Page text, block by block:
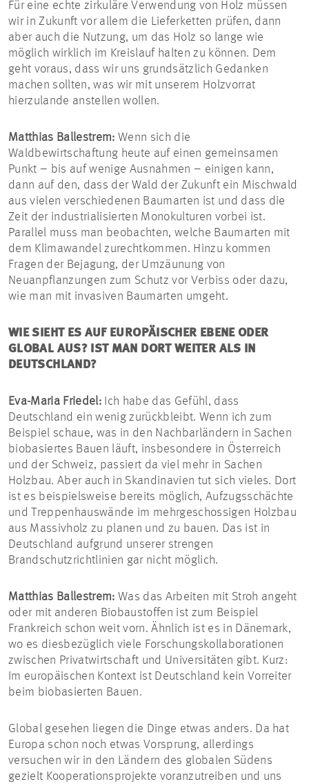
Für eine echte zirkuläre Verwendung von Holz müssen
wir in Zukunft vor allem die Lieferketten prüfen, dann
aber auch die Nutzung, um das Holz so lange wie
möglich wirklich im Kreislauf halten zu können. Dem
geht voraus, dass wir uns grundsätzlich Gedanken
machen sollten, was wir mit unserem Holzvorrat
hierzulande anstellen wollen.
Matthias Ballestrem: Wenn sich die
Waldbewirtschaftung heute auf einen gemeinsamen
Punkt – bis auf wenige Ausnahmen – einigen kann,
dann auf den, dass der Wald der Zukunft ein Mischwald
aus vielen verschiedenen Baumarten ist und dass die
Zeit der industrialisierten Monokulturen vorbei ist.
Parallel muss man beobachten, welche Baumarten mit
dem Klimawandel zurechtkommen. Hinzu kommen
Fragen der Bejagung, der Umzäunung von
Neuanpflanzungen zum Schutz vor Verbiss oder dazu,
wie man mit invasiven Baumarten umgeht.
WIE SIEHT ES AUF EUROPÄISCHER EBENE ODER
GLOBAL AUS? IST MAN DORT WEITER ALS IN
DEUTSCHLAND?
Eva-Maria Friedel: Ich habe das Gefühl, dass
Deutschland ein wenig zurückbleibt. Wenn ich zum
Beispiel schaue, was in den Nachbarländern in Sachen
biobasiertes Bauen läuft, insbesondere in Österreich
und der Schweiz, passiert da viel mehr in Sachen
Holzbau. Aber auch in Skandinavien tut sich vieles. Dort
ist es beispielsweise bereits möglich, Aufzugsschächte
und Treppenhauswände im mehrgeschossigen Holzbau
aus Massivholz zu planen und zu bauen. Das ist in
Deutschland aufgrund unserer strengen
Brandschutzrichtlinien gar nicht möglich.
Matthias Ballestrem: Was das Arbeiten mit Stroh angeht
oder mit anderen Biobaustoffen ist zum Beispiel
Frankreich schon weit vorn. Ähnlich ist es in Dänemark,
wo es diesbezüglich viele Forschungskollaborationen
zwischen Privatwirtschaft und Universitäten gibt. Kurz:
Im europäischen Kontext ist Deutschland kein Vorreiter
beim biobasierten Bauen.
Global gesehen liegen die Dinge etwas anders. Da hat
Europa schon noch etwas Vorsprung, allerdings
versuchen wir in den Ländern des globalen Südens
gezielt Kooperationsprojekte voranzutreiben und uns